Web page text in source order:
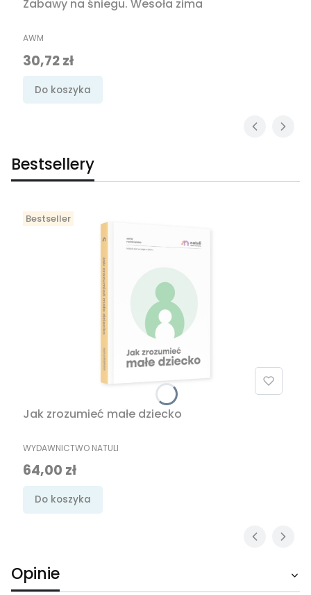
Zabawy na śniegu. Wesoła zima
PRODUCENT
AWM
Cena promocyjna
30,72 zł
Do koszyka
Bestsellery
Bestseller
Jak zrozumieć małe dziecko
PRODUCENT
WYDAWNICTWO NATULI
Cena
64,00 zł
Do koszyka
Opinie